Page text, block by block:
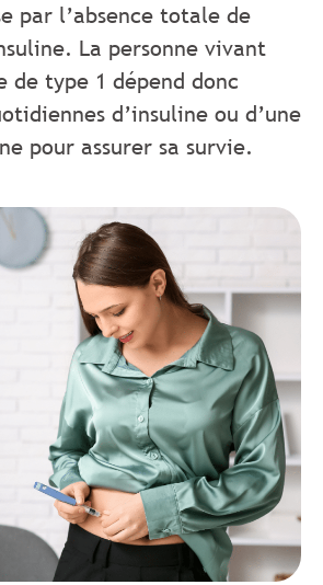
par l’absence totale de
La personne vivant
de type 1 dépend donc
d’insuline ou d’une
pour assurer sa survie.